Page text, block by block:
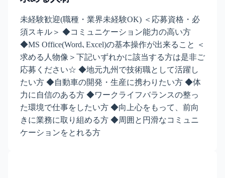
未経験歓迎(職種・業界未経験OK) ＜応募資格・必
須スキル＞ ◆コミュニケーション能力の高い方
◆MS Office(Word､Excel)の基本操作が出来ること ＜
求める人物像＞下記いずれかに該当する方は是非ご
応募ください☆ ◆地元九州で技術職として活躍し
たい方 ◆自動車の開発・生産に携わりたい方 ◆体
力に自信のある方 ◆ワークライフバランスの整っ
た環境で仕事をしたい方 ◆向上心をもって、前向
きに業務に取り組める方 ◆周囲と円滑なコミュニ
ケーションをとれる方